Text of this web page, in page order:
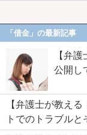
「借金」の最新記事
【弁
公開し
【弁護士が教え
トでのトラブルと